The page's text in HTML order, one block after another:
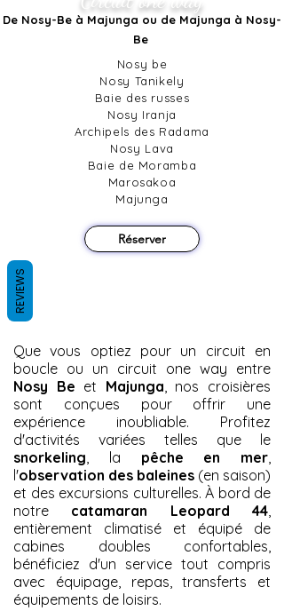
De Nosy-Be à Majunga ou de Majunga à Nosy-
Be
Nosy be
Nosy Tanikely
Baie des russes
Nosy Iranja
Archipels des Radama
Nosy Lava
Baie de Moramba
Marosakoa
Majunga
Réserver
Que vous optiez pour un circuit en
boucle ou un circuit one way entre
Nosy Be et Majunga, nos croisières
sont conçues pour offrir une
expérience inoubliable. Profitez
d'activités variées telles que le
snorkeling, la pêche en mer,
l'observation des baleines (en saison)
et des excursions culturelles. À bord de
notre catamaran Leopard 44,
entièrement climatisé et équipé de
cabines doubles confortables,
bénéficiez d'un service tout compris
avec équipage, repas, transferts et
équipements de loisirs.
REVIEWS